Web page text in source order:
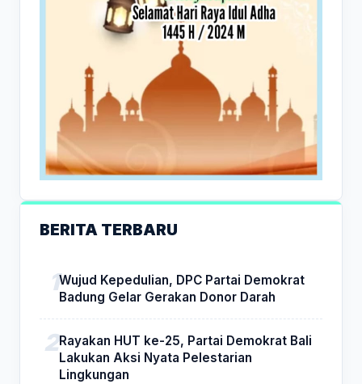
BERITA TERBARU
Wujud Kepedulian, DPC Partai Demokrat
Badung Gelar Gerakan Donor Darah
Rayakan HUT ke-25, Partai Demokrat Bali
Lakukan Aksi Nyata Pelestarian
Lingkungan